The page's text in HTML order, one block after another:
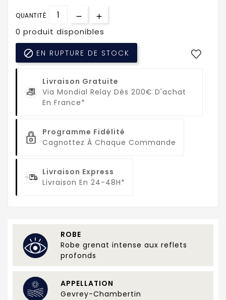
QUANTITÉ
0 produit disponibles
 EN RUPTURE DE STOCK
Livraison Gratuite
Via Mondial Relay Dès 200€ D'achat
En France*
Programme Fidélité
Cagnottez À Chaque Commande
Livraison Express
Livraison En 24-48H*
ROBE
Robe grenat intense aux reflets
profonds
APPELLATION
Gevrey-Chambertin